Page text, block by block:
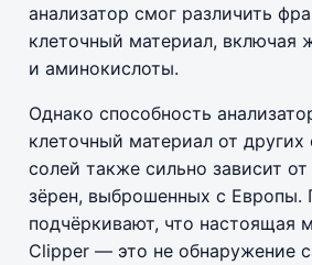
анализатор смог различить
клеточный материал, включая
и аминокислоты.
Однако способность
клеточный материал от других
солей также сильно зависит
зёрен, выброшенных с Европы.
подчёркивают, что настоящая
Clipper — это не обнаружение